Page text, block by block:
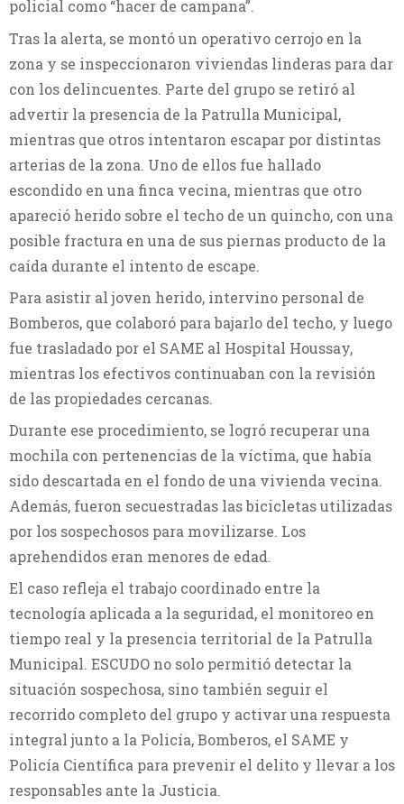
policial como “hacer de campana”.
Tras la alerta, se montó un operativo cerrojo en la
zona y se inspeccionaron viviendas linderas para dar
con los delincuentes. Parte del grupo se retiró al
advertir la presencia de la Patrulla Municipal,
mientras que otros intentaron escapar por distintas
arterias de la zona. Uno de ellos fue hallado
escondido en una finca vecina, mientras que otro
apareció herido sobre el techo de un quincho, con una
posible fractura en una de sus piernas producto de la
caída durante el intento de escape.
Para asistir al joven herido, intervino personal de
Bomberos, que colaboró para bajarlo del techo, y luego
fue trasladado por el SAME al Hospital Houssay,
mientras los efectivos continuaban con la revisión
de las propiedades cercanas.
Durante ese procedimiento, se logró recuperar una
mochila con pertenencias de la víctima, que había
sido descartada en el fondo de una vivienda vecina.
Además, fueron secuestradas las bicicletas utilizadas
por los sospechosos para movilizarse. Los
aprehendidos eran menores de edad.
El caso refleja el trabajo coordinado entre la
tecnología aplicada a la seguridad, el monitoreo en
tiempo real y la presencia territorial de la Patrulla
Municipal. ESCUDO no solo permitió detectar la
situación sospechosa, sino también seguir el
recorrido completo del grupo y activar una respuesta
integral junto a la Policía, Bomberos, el SAME y
Policía Científica para prevenir el delito y llevar a los
responsables ante la Justicia.